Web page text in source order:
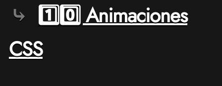
1️⃣0️⃣ Animaciones
CSS